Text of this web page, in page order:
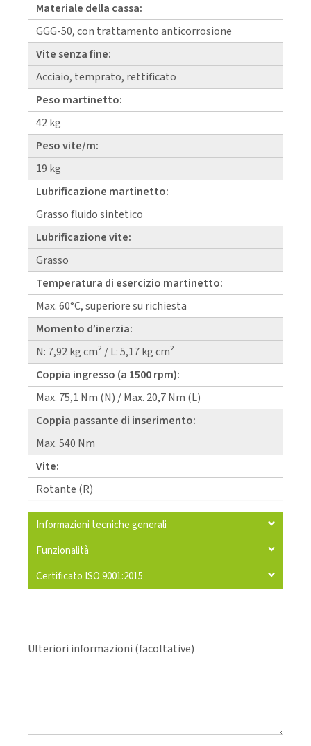
Materiale della cassa:
GGG-50, con trattamento anticorrosione
Vite senza fine:
Acciaio, temprato, rettificato
Peso martinetto:
42 kg
Peso vite/m:
19 kg
Lubrificazione martinetto:
Grasso fluido sintetico
Lubrificazione vite:
Grasso
Temperatura di esercizio martinetto:
Max. 60°C, superiore su richiesta
Momento d’inerzia:
N: 7,92 kg cm² / L: 5,17 kg cm²
Coppia ingresso (a 1500 rpm):
Max. 75,1 Nm (N) / Max. 20,7 Nm (L)
Coppia passante di inserimento:
Max. 540 Nm
Vite:
Rotante (R)
Informazioni tecniche generali
Funzionalità
Certificato ISO 9001:2015
Ulteriori informazioni (facoltative)